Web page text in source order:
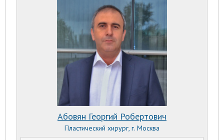
Абовян Георгий Робертович
Пластический хирург, г. Москва